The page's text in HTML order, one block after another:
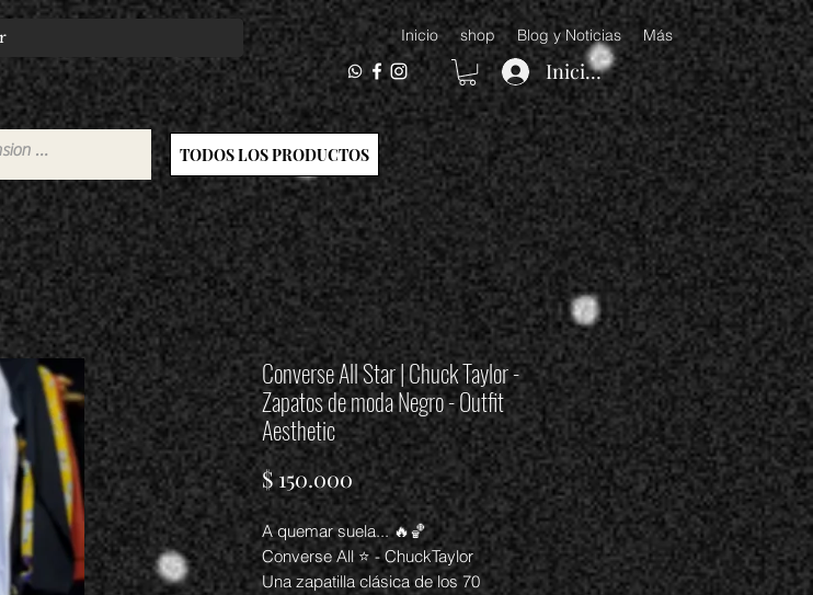
Inicio shop Blog y Noticias Más
Iniciar sesión
TODOS LOS PRODUCTOS
Converse All Star | Chuck Taylor -
Zapatos de moda Negro - Outfit
Aesthetic
$ 150.000Precio
A quemar suela... 🔥🏀
Converse All ⭐ - ChuckTaylor
Una zapatilla clásica de los 70